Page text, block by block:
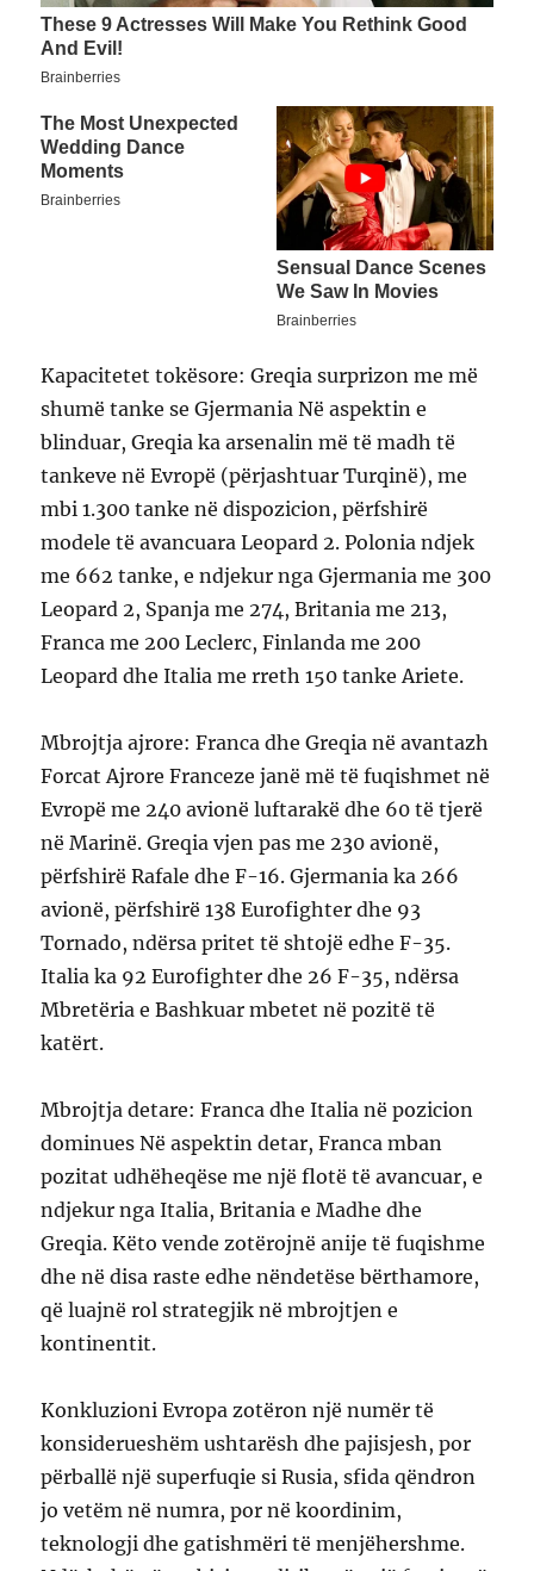
Kapacitetet tokësore: Greqia surprizon me më
shumë tanke se Gjermania Në aspektin e
blinduar, Greqia ka arsenalin më të madh të
tankeve në Evropë (përjashtuar Turqinë), me
mbi 1.300 tanke në dispozicion, përfshirë
modele të avancuara Leopard 2. Polonia ndjek
me 662 tanke, e ndjekur nga Gjermania me 300
Leopard 2, Spanja me 274, Britania me 213,
Franca me 200 Leclerc, Finlanda me 200
Leopard dhe Italia me rreth 150 tanke Ariete.
Mbrojtja ajrore: Franca dhe Greqia në avantazh
Forcat Ajrore Franceze janë më të fuqishmet në
Evropë me 240 avionë luftarakë dhe 60 të tjerë
në Marinë. Greqia vjen pas me 230 avionë,
përfshirë Rafale dhe F-16. Gjermania ka 266
avionë, përfshirë 138 Eurofighter dhe 93
Tornado, ndërsa pritet të shtojë edhe F-35.
Italia ka 92 Eurofighter dhe 26 F-35, ndërsa
Mbretëria e Bashkuar mbetet në pozitë të
katërt.
Mbrojtja detare: Franca dhe Italia në pozicion
dominues Në aspektin detar, Franca mban
pozitat udhëheqëse me një flotë të avancuar, e
ndjekur nga Italia, Britania e Madhe dhe
Greqia. Këto vende zotërojnë anije të fuqishme
dhe në disa raste edhe nëndetëse bërthamore,
që luajnë rol strategjik në mbrojtjen e
kontinentit.
Konkluzioni Evropa zotëron një numër të
konsiderueshëm ushtarësh dhe pajisjesh, por
përballë një superfuqie si Rusia, sfida qëndron
jo vetëm në numra, por në koordinim,
teknologji dhe gatishmëri të menjëhershme.